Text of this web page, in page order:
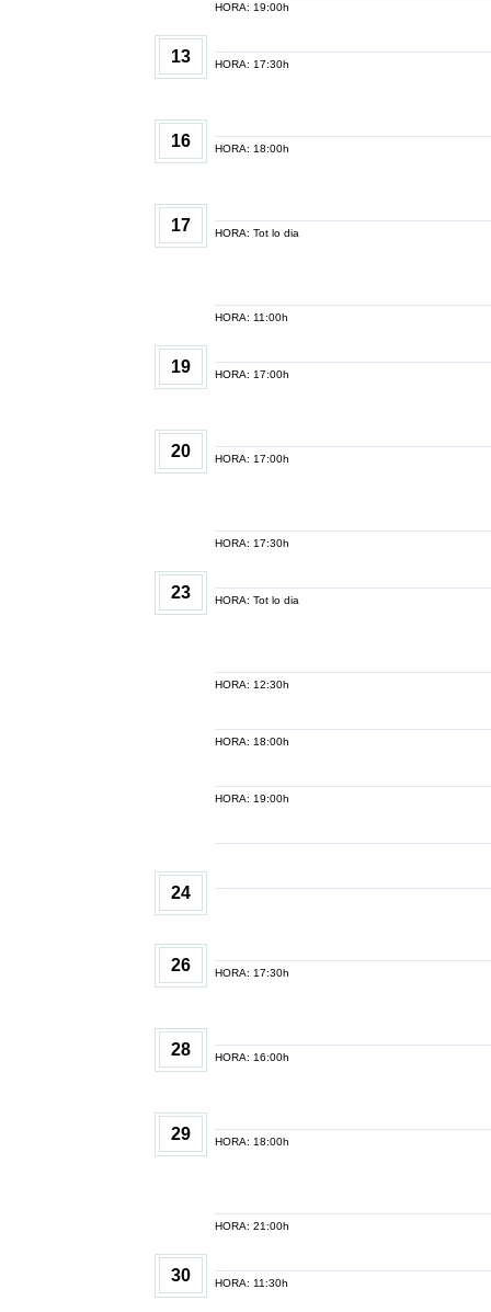
HORA: 19:00h
13 HORA: 17:30h
16 HORA: 18:00h
17 HORA: Tot lo dia
HORA: 11:00h
19 HORA: 17:00h
20 HORA: 17:00h
HORA: 17:30h
23 HORA: Tot lo dia
HORA: 12:30h
HORA: 18:00h
HORA: 19:00h
24
26 HORA: 17:30h
28 HORA: 16:00h
29 HORA: 18:00h
HORA: 21:00h
30 HORA: 11:30h